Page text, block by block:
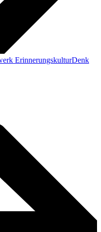
ErinnerungskulturDenk